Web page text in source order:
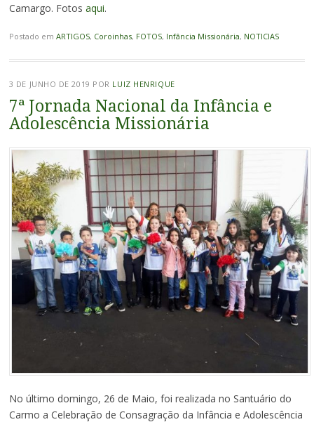
Camargo. Fotos aqui.
Postado em ARTIGOS, Coroinhas, FOTOS, Infância Missionária, NOTICIAS
3 DE JUNHO DE 2019 POR LUIZ HENRIQUE
7ª Jornada Nacional da Infância e
Adolescência Missionária
No último domingo, 26 de Maio, foi realizada no Santuário do
Carmo a Celebração de Consagração da Infância e Adolescência